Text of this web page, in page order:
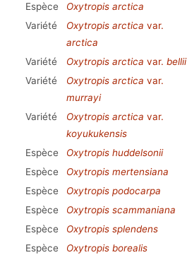
Espèce
Oxytropis arctica
Variété
Oxytropis arctica var.
arctica
Variété Oxytropis arctica var. bellii
Variété
Oxytropis arctica var.
murrayi
Variété Oxytropis arctica var.
koyukukensis
Espèce Oxytropis huddelsonii
Espèce
Oxytropis mertensiana
Espèce
Oxytropis podocarpa
Espèce
Oxytropis scammaniana
Espèce
Oxytropis splendens
Espèce
Oxytropis borealis